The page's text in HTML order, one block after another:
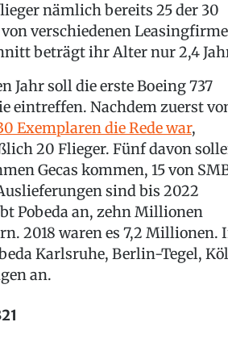
nämlich bereits 25 der 30
verschiedenen
beträgt ihr Alter nur 2,4
Jahr soll die erste Boeing 737
eintreffen. Nachdem zuerst
Exemplaren die Rede war,
20 Flieger. Fünf davon
Gecas kommen, 15 von
sind bis 2022
Pobeda an, zehn Millionen
2018 waren es 7,2 Millionen.
Karlsruhe, Berlin-Tegel,
an.